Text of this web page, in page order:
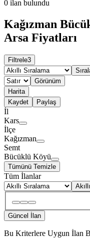
0 ilan bulundu
Kağızman
Arsa Fiyatları
Filtrele3
Görünüm
Harita
Kaydet
Paylaş
İl
Kars
İlçe
Kağızman
Semt
Bücüklü Köyü
Tümünü Temizle
Tüm İlanlar
Güncel İlan
Bu Kriterlere Uygun İlan